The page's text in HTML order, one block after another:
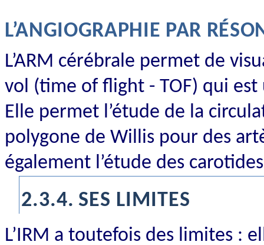
L’ANGIOGRAPHIE PAR
L’ARM cérébrale permet de
vol (time of flight - TOF) qui
Elle permet l’étude de la
polygone de Willis pour des
également l’étude des
2.3.4. SES LIMITES
L’IRM a toutefois des limites :